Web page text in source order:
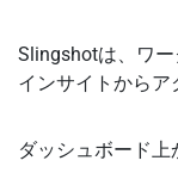
Slingshotは、ワ
インサイトからア
ダッシュボード